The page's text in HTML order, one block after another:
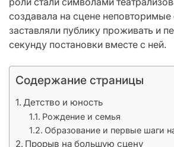
создавала на сцене
заставляли публику проживать и
секунду постановки вместе с ней.
Содержание страницы
Детство и юность
Рождение и семья
Образование и первые шаги
Прорыв на большую сцену